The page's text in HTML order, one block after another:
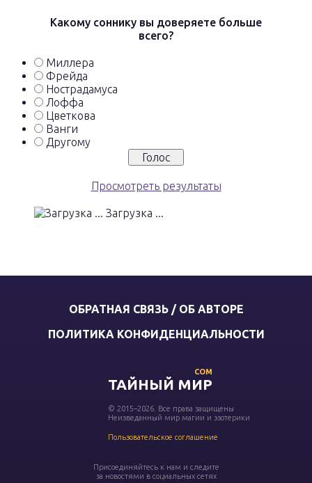
Какому соннику вы доверяете больше
всего?
Миллера
Фрейда
Нострадамуса
Лоффа
Цветкова
Ванги
Другому
Просмотреть результаты
Загрузка ...
ОБРАТНАЯ СВЯЗЬ / ОБ АВТОРЕ
ПОЛИТИКА КОНФИДЕНЦИАЛЬНОСТИ
ТАЙНЫЙ МИР
COM
© 2015–2026. Все права защищены
Неизведанный мир магии и эзотерики
Пользовательское соглашение
Присоединяйтесь к нам и следите
за новостями в социальных сетях